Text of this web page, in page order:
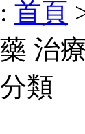
首頁
治
類